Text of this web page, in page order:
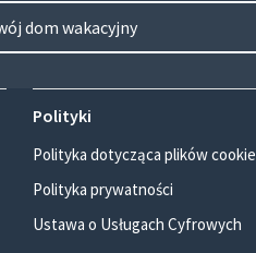
dom wakacyjny
Polityki
Polityka dotycząca plików cookie
Polityka prywatności
Ustawa o Usługach Cyfrowych